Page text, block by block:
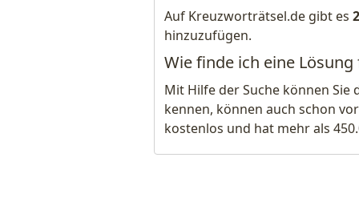
Auf Kreuzworträtsel.de gibt es
hinzuzufügen.
Wie finde ich eine
Mit Hilfe der Suche können Sie
kennen, können auch schon
kostenlos und hat mehr als